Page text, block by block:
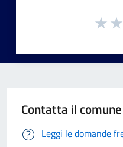
Contatta il comune
Leggi le domande